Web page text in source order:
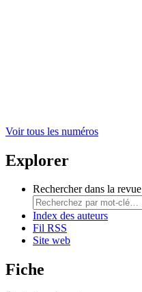
Voir tous les numéros
Explorer
Rechercher dans la revue
Index des auteurs
Fil RSS
Site web
Fiche